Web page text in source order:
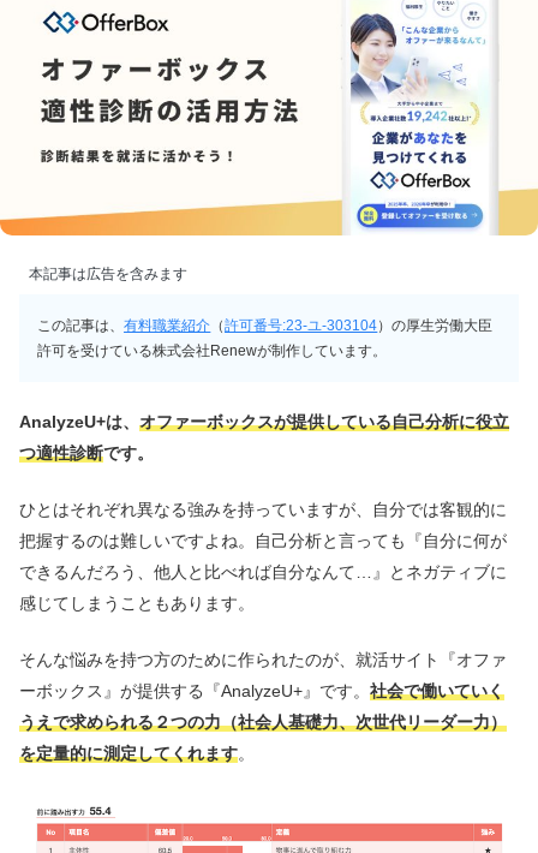
本記事は広告を含みます
この記事は、有料職業紹介 （許可番号:23-ユ-303104）の厚生労働大臣
許可を受けている株式会社Renewが制作しています。
AnalyzeU+は、 オファーボックスが提供している自己分析に役立
つ適性診断です。
ひとはそれぞれ異なる強みを持っていますが、自分では客観的に
把握するのは難しいですよね。自己分析と言っても『自分に何が
できるんだろう、他人と比べれば自分なんて…』とネガティブに
感じてしまうこともあります。
そんな悩みを持つ方のために作られたのが、就活サイト『オファ
ーボックス』が提供する『AnalyzeU+』です。 社会で働いていく
うえで求められる２つの力（社会⼈基礎力、次世代リーダー力）
を定量的に測定してくれます。